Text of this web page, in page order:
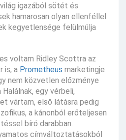
igazából sötét és
hamarosan olyan ellenféllel
kegyetlensége felülmúlja
voltam Ridley Scottra az
is, a Prometheus marketingje
nem közvetlen előzménye
egy vérbeli,
vártam, első látásra pedig
a kánonból erőteljesen
bíró darabban.
címváltoztatásokból